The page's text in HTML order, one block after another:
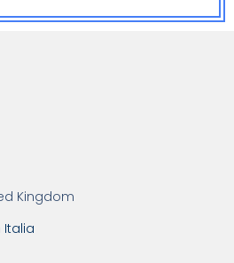
Kingdom
Italia